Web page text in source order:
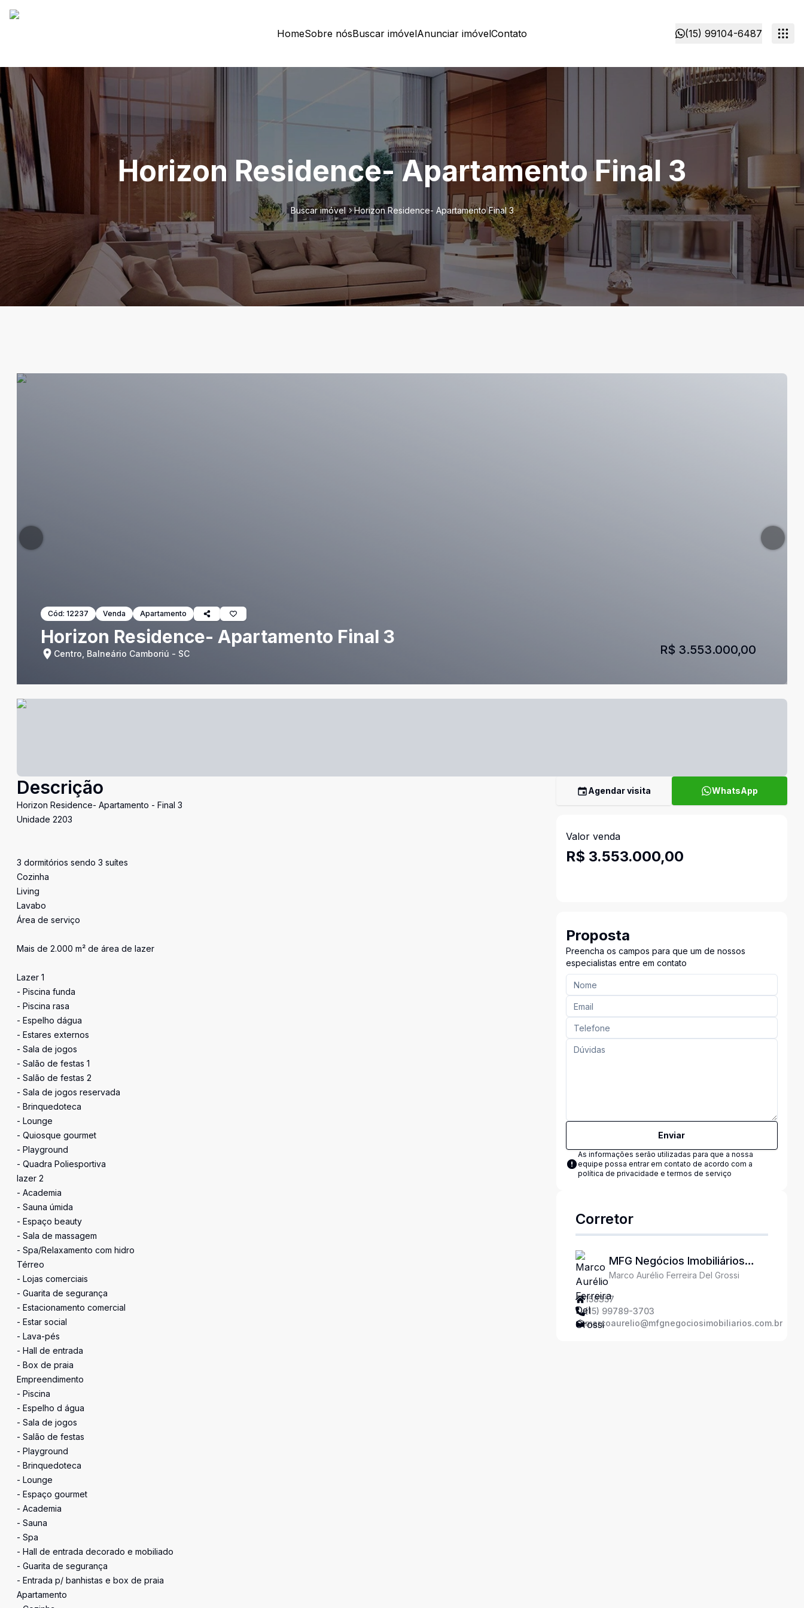
HomeSobre nósBuscar imóvelAnunciar imóvelContato (15) 99104-6487
Horizon Residence- Apartamento Final 3
Buscar imóvel Horizon Residence- Apartamento Final 3
Cód: 12237 Venda Apartamento
Horizon Residence- Apartamento Final 3
Centro, Balneário Camboriú - SC R$ 3.553.000,00
Descrição
Horizon Residence- Apartamento - Final 3
Unidade 2203
3 dormitórios sendo 3 suítes
Cozinha
Living
Lavabo
Área de serviço
Mais de 2.000 m² de área de lazer
Lazer 1
- Piscina funda
- Piscina rasa
- Espelho dágua
- Estares externos
- Sala de jogos
- Salão de festas 1
- Salão de festas 2
- Sala de jogos reservada
- Brinquedoteca
- Lounge
- Quiosque gourmet
- Playground
- Quadra Poliesportiva
lazer 2
- Academia
- Sauna úmida
- Espaço beauty
- Sala de massagem
- Spa/Relaxamento com hidro
Térreo
- Lojas comerciais
- Guarita de segurança
- Estacionamento comercial
- Estar social
- Lava-pés
- Hall de entrada
- Box de praia
Empreendimento
- Piscina
- Espelho d água
- Sala de jogos
- Salão de festas
- Playground
- Brinquedoteca
- Lounge
- Espaço gourmet
- Academia
- Sauna
- Spa
- Hall de entrada decorado e mobiliado
- Guarita de segurança
- Entrada p/ banhistas e box de praia
Apartamento
Agendar visita WhatsApp
Valor venda
R$ 3.553.000,00
Proposta
Preencha os campos para que um de nossos
especialistas entre em contato
Enviar
As informações serão utilizadas para que a nossa
equipe possa entrar em contato de acordo com a
política de privacidade e termos de serviço
Corretor
MFG Negócios Imobiliários
Ltda
Marco Aurélio Ferreira Del Grossi
158357
(15) 99789-3703
marcoaurelio@mfgnegociosimobiliarios.com.br